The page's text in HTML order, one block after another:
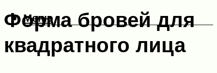
Меню
Форма бровей для
квадратного лица